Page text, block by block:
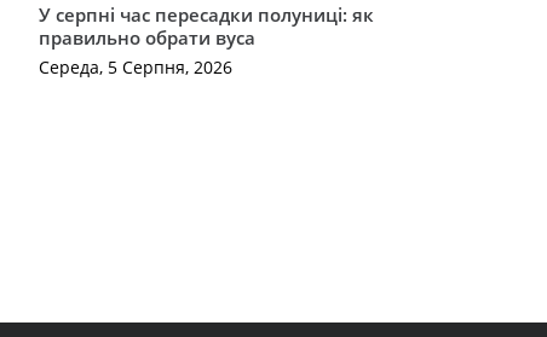
У серпні час пересадки полуниці: як
правильно обрати вуса
Середа, 5 Серпня, 2026